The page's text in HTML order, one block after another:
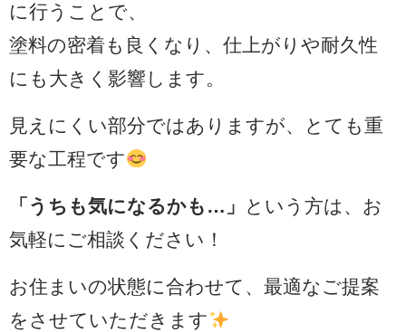
に行うことで、
塗料の密着も良くなり、仕上がりや耐久性
にも大きく影響します。
見えにくい部分ではありますが、とても重
要な工程です
「うちも気になるかも…」
という方は、お
気軽にご相談ください！
お住まいの状態に合わせて、最適なご提案
をさせていただきます